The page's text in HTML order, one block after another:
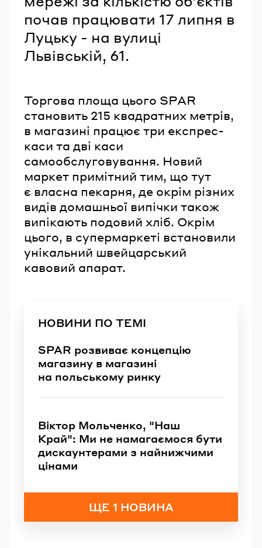
почав працювати 17 липня в
Луцьку - на вулиці
Львівській, 61.
Торгова площа цього SPAR
становить 215 квадратних метрів,
в магазині працює три експрес-
каси та дві каси
самообслуговування. Новий
маркет примітний тим, що тут
є власна пекарня, де окрім різних
видів домашньої випічки також
випікають подовий хліб. Окрім
цього, в супермаркеті встановили
унікальний швейцарський
кавовий апарат.
НОВИНИ ПО ТЕМІ
SPAR розвиває концепцію
магазину в магазині
на польському ринку
Віктор Мольченко, "Наш
Край": Ми не намагаємося бути
дискаунтерами з найнижчими
цінами
ЩЕ 1 НОВИНА